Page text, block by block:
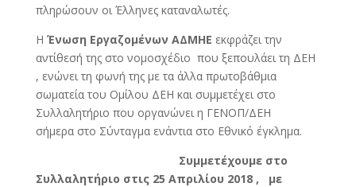
πληρώσουν οι Έλληνες καταναλωτές.
Η Ένωση Εργαζομένων ΑΔΜΗΕ εκφράζει την
αντίθεσή της στο νομοσχέδιο που ξεπουλάει τη ΔΕΗ
, ενώνει τη φωνή της με τα άλλα πρωτοβάθμια
σωματεία του Ομίλου ΔΕΗ και συμμετέχει στο
Συλλαλητήριο που οργανώνει η ΓΕΝΟΠ/ΔΕΗ
σήμερα στο Σύνταγμα ενάντια στο Εθνικό έγκλημα.
Συμμετέχουμε στο
Συλλαλητήριο στις 25 Απριλίου 2018 , με